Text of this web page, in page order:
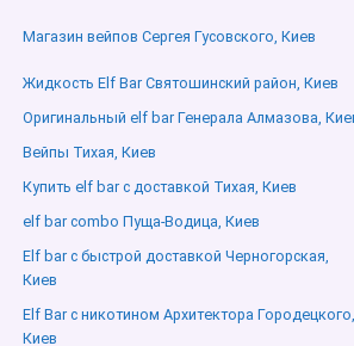
Магазин вейпов Сергея Гусовского, Киев
Жидкость Elf Bar Святошинский район, Киев
Оригинальный elf bar Генерала Алмазова,
Вейпы Тихая, Киев
Купить elf bar с доставкой Тихая, Киев
elf bar combo Пуща-Водица, Киев
Elf bar с быстрой доставкой Черногорская,
Киев
Elf Bar с никотином Архитектора Городецкого,
Киев